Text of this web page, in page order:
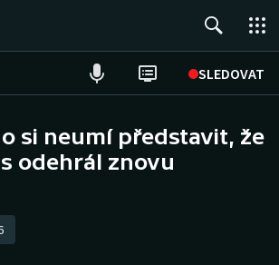
SLEDOVAT
si neumí představit, že
odehrál znovu